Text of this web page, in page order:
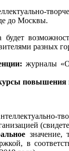
до Москвы.
разных
журналы
повышения
значение,
в